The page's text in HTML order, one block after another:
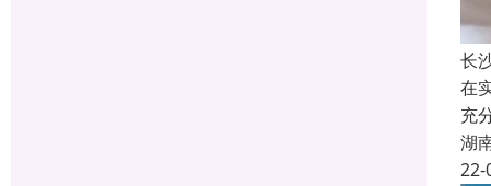
长
在
充
湖
22-